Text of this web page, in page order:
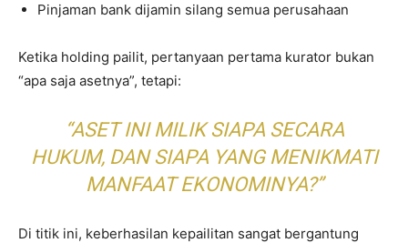
Pinjaman bank dijamin silang semua perusahaan
Ketika holding pailit, pertanyaan pertama kurator bukan
“apa saja asetnya”, tetapi:
“ASET INI MILIK SIAPA SECARA
HUKUM, DAN SIAPA YANG MENIKMATI
MANFAAT EKONOMINYA?”
Di titik ini, keberhasilan kepailitan sangat bergantung